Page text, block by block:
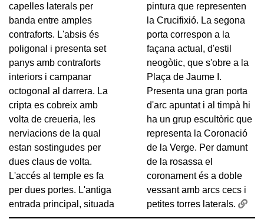
capelles laterals per
banda entre amples
contraforts. L'absis és
poligonal i presenta set
panys amb contraforts
interiors i campanar
octogonal al darrera. La
cripta es cobreix amb
volta de creueria, les
nerviacions de la qual
estan sostingudes per
dues claus de volta.
L'accés al temple es fa
per dues portes. L'antiga
entrada principal, situada
pintura que representen
la Crucifixió. La segona
porta correspon a la
façana actual, d'estil
neogòtic, que s'obre a la
Plaça de Jaume I.
Presenta una gran porta
d'arc apuntat i al timpà hi
ha un grup escultòric que
representa la Coronació
de la Verge. Per damunt
de la rosassa el
coronament és a doble
vessant amb arcs cecs i
petites torres laterals.